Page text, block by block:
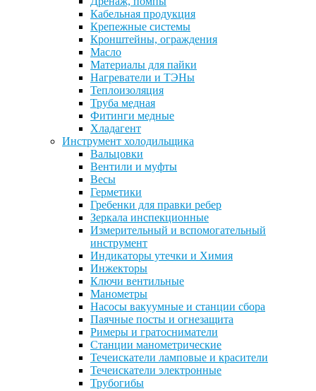
Кабельная продукция
Крепежные системы
Кронштейны, ограждения
Масло
Материалы для пайки
Нагреватели и ТЭНы
Теплоизоляция
Труба медная
Фитинги медные
Хладагент
Инструмент холодильщика
Вальцовки
Вентили и муфты
Весы
Герметики
Гребенки для правки ребер
Зеркала инспекционные
Измерительный и вспомогательный
инструмент
Индикаторы утечки и Химия
Инжекторы
Ключи вентильные
Манометры
Насосы вакуумные и станции сбора
Паячные посты и огнезащита
Римеры и гратосниматели
Станции манометрические
Течеискатели ламповые и красители
Течеискатели электронные
Трубогибы